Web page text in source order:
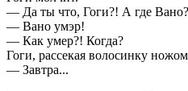
— Да ты что, Гоги?! А где Вано?
— Вано умэр!
— Как умер?! Когда?
Гоги, рассекая волосинку
— Завтра...